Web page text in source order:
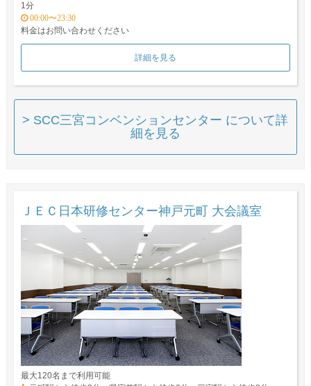
1分
00:00〜23:30
料金はお問い合わせください
詳細を見る
> SCC三宮コンベンションセンター について詳
細を見る
ＪＥＣ日本研修センター神戸元町 大会議室
最大120名まで利用可能